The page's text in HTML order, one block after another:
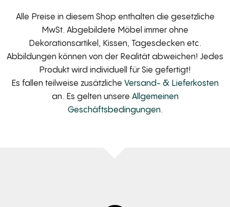
Alle Preise in diesem Shop enthalten die gesetzliche
MwSt. Abgebildete Möbel immer ohne
Dekorationsartikel, Kissen, Tagesdecken etc.
Abbildungen können von der Realität abweichen! Jedes
Produkt wird individuell für Sie gefertigt!
Es fallen teilweise zusätzliche Versand- & Lieferkosten
an. Es gelten unsere Allgemeinen
Geschäftsbedingungen.